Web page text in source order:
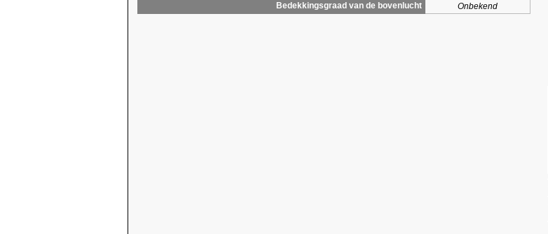
Bedekkingsgraad van de bovenlucht Onbekend